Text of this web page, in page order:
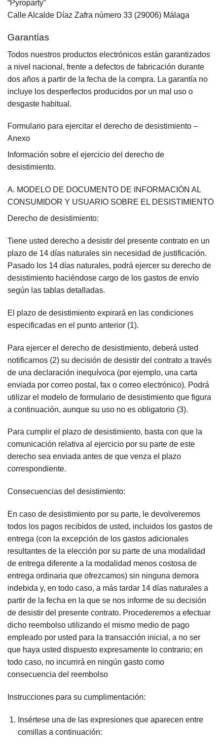
“Pyroparty”
Calle Alcalde Díaz Zafra número 33 (29006) Málaga
Garantías
Todos nuestros productos electrónicos están garantizados
a nivel nacional, frente a defectos de fabricación durante
dos años a partir de la fecha de la compra. La garantía no
incluye los desperfectos producidos por un mal uso o
desgaste habitual.
Formulario para ejercitar el derecho de desistimiento –
Anexo
Información sobre el ejercicio del derecho de
desistimiento.
A. MODELO DE DOCUMENTO DE INFORMACIÓN AL
CONSUMIDOR Y USUARIO SOBRE EL DESISTIMIENTO
Derecho de desistimiento:
Tiene usted derecho a desistir del presente contrato en un
plazo de 14 días naturales sin necesidad de justificación.
Pasado los 14 días naturales, podrá ejercer su derecho de
desistimiento haciéndose cargo de los gastos de envío
según las tablas detalladas.
El plazo de desistimiento expirará en las condiciones
especificadas en el punto anterior (1).
Para ejercer el derecho de desistimiento, deberá usted
notificarnos (2) su decisión de desistir del contrato a través
de una declaración inequívoca (por ejemplo, una carta
enviada por correo postal, fax o correo electrónico). Podrá
utilizar el modelo de formulario de desistimiento que figura
a continuación, aunque su uso no es obligatorio (3).
Para cumplir el plazo de desistimiento, basta con que la
comunicación relativa al ejercicio por su parte de este
derecho sea enviada antes de que venza el plazo
correspondiente.
Consecuencias del desistimiento:
En caso de desistimiento por su parte, le devolveremos
todos los pagos recibidos de usted, incluidos los gastos de
entrega (con la excepción de los gastos adicionales
resultantes de la elección por su parte de una modalidad
de entrega diferente a la modalidad menos costosa de
entrega ordinaria que ofrezcamos) sin ninguna demora
indebida y, en todo caso, a más tardar 14 días naturales a
partir de la fecha en la que se nos informe de su decisión
de desistir del presente contrato. Procederemos a efectuar
dicho reembolso utilizando el mismo medio de pago
empleado por usted para la transacción inicial, a no ser
que haya usted dispuesto expresamente lo contrario; en
todo caso, no incurrirá en ningún gasto como
consecuencia del reembolso
Instrucciones para su cumplimentación:
Insértese una de las expresiones que aparecen entre
comillas a continuación: